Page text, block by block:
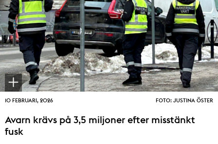
10 FEBRUARI, 2026 FOTO: JUSTINA ÖSTER
Avarn krävs på 3,5 miljoner efter misstänkt
fusk